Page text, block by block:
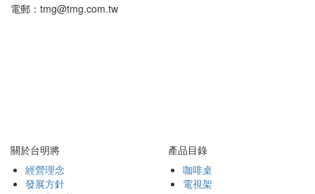
電郵：tmg@tmg.com.tw
關於台明將
經營理念
發展方針
產品目錄
咖啡桌
電視架